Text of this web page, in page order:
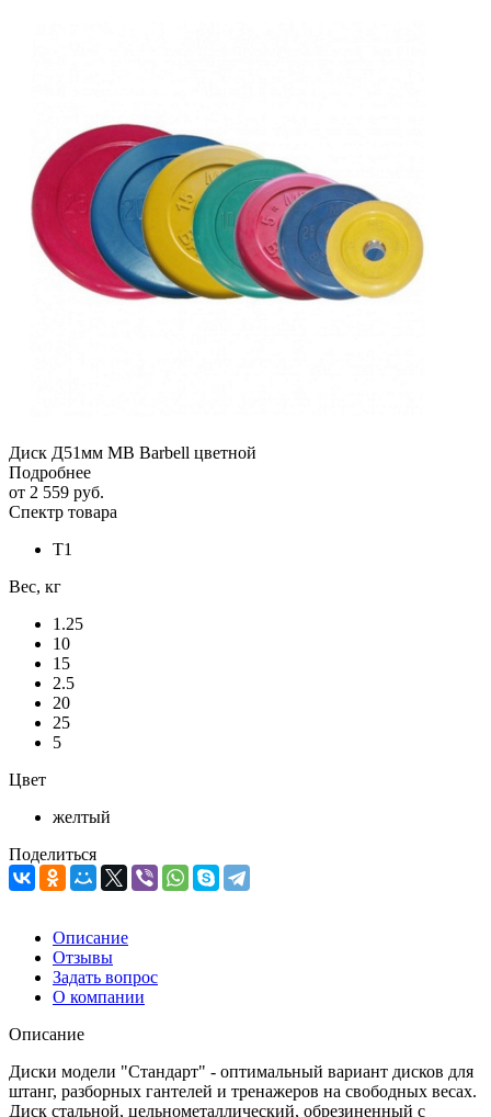
Диск Д51мм MB Barbell цветной
Подробнее
от 2 559 руб.
Спектр товара
Т1
Вес, кг
1.25
10
15
2.5
20
25
5
Цвет
желтый
Поделиться
Описание
Отзывы
Задать вопрос
О компании
Описание
Диски модели "Стандарт" - оптимальный вариант дисков для
штанг, разборных гантелей и тренажеров на свободных весах.
Диск стальной, цельнометаллический, обрезиненный с